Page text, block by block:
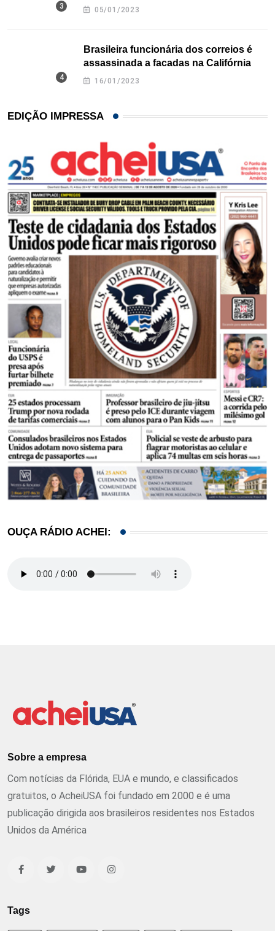
Texas
05/01/2023
Brasileira funcionária dos correios é
assassinada a facadas na Califórnia
16/01/2023
EDIÇÃO IMPRESSA
OUÇA RÁDIO ACHEI:
Sobre a empresa
Com notícias da Flórida, EUA e mundo, e classificados
gratuitos, o AcheiUSA foi fundado em 2000 e é uma
publicação dirigida aos brasileiros residentes nos Estados
Unidos da América
Tags